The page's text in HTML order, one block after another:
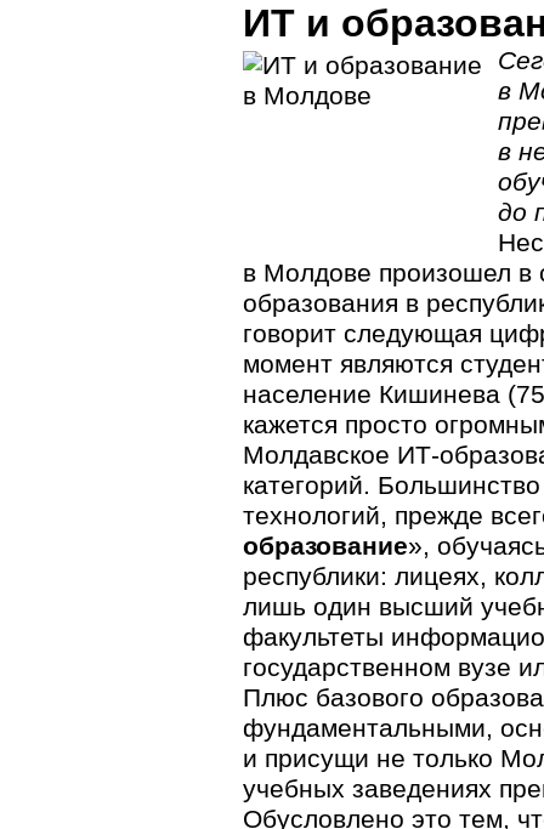
ИТ и
в
в
до
в Молдове произошел в
образования в
говорит следующая
момент являются
население Кишинева
кажется просто
Молдавское ИТ-
категорий.
технологий, прежде
образование»,
республики: лицеях,
лишь один высший
факультеты
государственном вузе
Плюс базового
фундаментальными,
и присущи не только
учебных заведениях
Обусловлено это тем,